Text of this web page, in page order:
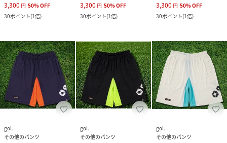
3,300 円 50%OFF
30ポイント(1倍)
3,300 円 50%OFF
30ポイント(1倍)
3,300 円 50%OFF
30ポイント(1倍)
gol.
その他のパンツ
gol.
その他のパンツ
gol.
その他のパンツ